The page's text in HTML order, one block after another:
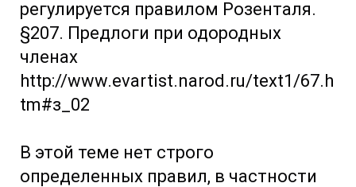
регулируется правилом Розенталя.
§207. Предлоги при одородных
членах
http://www.evartist.narod.ru/text1/67.h
tm#з_02
В этой теме нет строго
определенных правил, в частности